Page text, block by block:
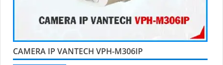
CAMERA IP VANTECH VPH-M306IP